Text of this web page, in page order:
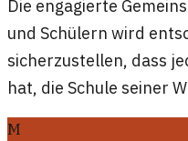
Die engagierte
und Schülern wird
sicherzustellen, dass
hat, die Schule seiner
M